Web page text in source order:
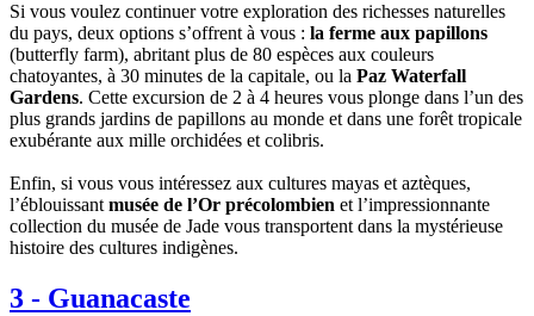
Si vous voulez continuer votre exploration des richesses naturelles
du pays, deux options s’offrent à vous : la ferme aux papillons
(butterfly farm), abritant plus de 80 espèces aux couleurs
chatoyantes, à 30 minutes de la capitale, ou la Paz Waterfall
Gardens. Cette excursion de 2 à 4 heures vous plonge dans l’un des
plus grands jardins de papillons au monde et dans une forêt tropicale
exubérante aux mille orchidées et colibris.
Enfin, si vous vous intéressez aux cultures mayas et aztèques,
l’éblouissant musée de l’Or précolombien et l’impressionnante
collection du musée de Jade vous transportent dans la mystérieuse
histoire des cultures indigènes.
3 - Guanacaste